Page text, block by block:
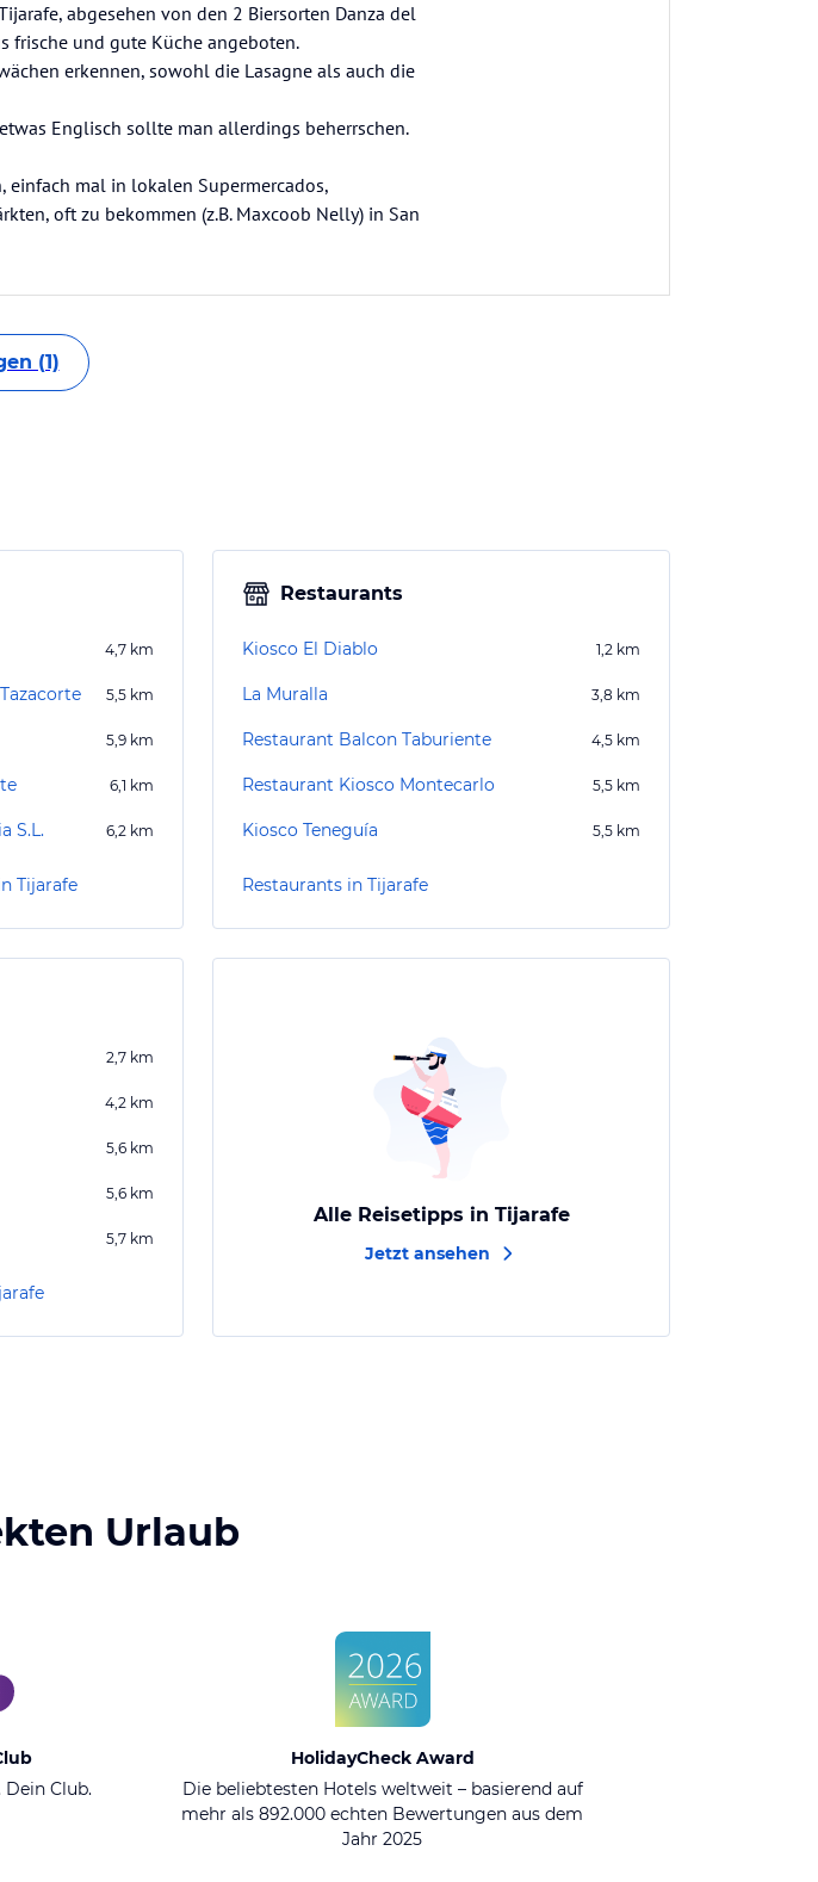
abgesehen von den 2 Biersorten Danza del
frische und gute Küche angeboten.
erkennen, sowohl die Lasagne als auch die
Englisch sollte man allerdings beherrschen.
einfach mal in lokalen Supermercados,
oft zu bekommen (z.B. Maxcoob Nelly) in San
(1)
4,7 km
5,5 km
5,9 km
6,1 km
S.L. 6,2 km
Tijarafe
Restaurants
Kiosco El Diablo 1,2 km
La Muralla 3,8 km
Restaurant Balcon Taburiente 4,5 km
Restaurant Kiosco Montecarlo 5,5 km
Kiosco Teneguía 5,5 km
Restaurants in Tijarafe
2,7 km
4,2 km
5,6 km
5,6 km
5,7 km
Alle Reisetipps in Tijarafe
Jetzt ansehen
Urlaub
Dein Club.
HolidayCheck Award
Die beliebtesten Hotels weltweit – basierend auf
mehr als 892.000 echten Bewertungen aus dem
Jahr 2025